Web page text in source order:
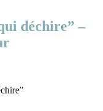
déchire” –